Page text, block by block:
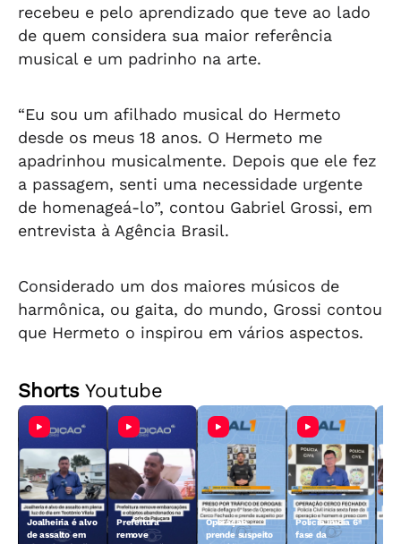
recebeu e pelo aprendizado que teve ao lado
de quem considera sua maior referência
musical e um padrinho na arte.
“Eu sou um afilhado musical do Hermeto
desde os meus 18 anos. O Hermeto me
apadrinhou musicalmente. Depois que ele fez
a passagem, senti uma necessidade urgente
de homenageá-lo”, contou Gabriel Grossi, em
entrevista à Agência Brasil.
Considerado um dos maiores músicos de
harmônica, ou gaita, do mundo, Grossi contou
que Hermeto o inspirou em vários aspectos.
ShortsYoutube
Joalheiria é alvo
de assalto em
Prefeitura
remove
Operação
prende suspeito
Polícia inicia 6ª
fase da